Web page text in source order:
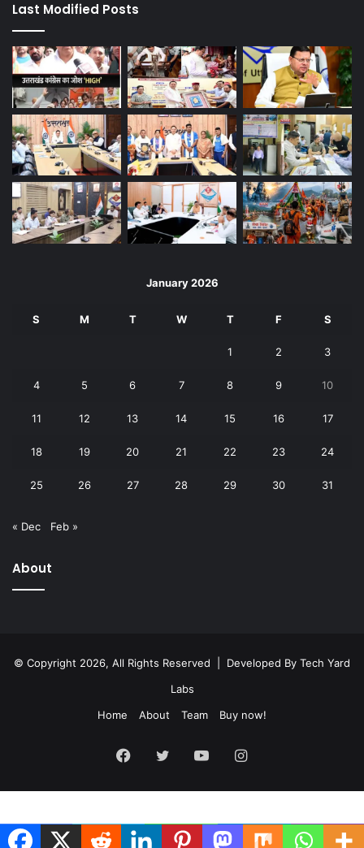
Last Modified Posts
January 2026
S M T W T F S
1 2 3
4 5 6 7 8 9 10
11 12 13 14 15 16 17
18 19 20 21 22 23 24
25 26 27 28 29 30 31
« Dec Feb »
About
© Copyright 2026, All Rights Reserved | Developed By Tech Yard
Labs
Home
About Team Buy now!
Facebook
Twitter YouTubeInstagram